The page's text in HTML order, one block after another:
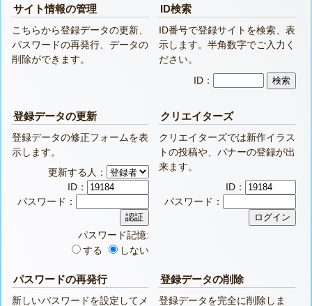
サイト情報の管理
こちらから登録データの更新、
パスワードの再発行、データの
削除ができます。
ID検索
ID番号で登録サイトを検索、表
示します。半角数字でご入力く
ださい。
ID：
登録データの更新
登録データの修正フォームを表
示します。
更新する人：
ID：
パスワード：
パスワード記憶:
する
しない
クリエイターズ
クリエイターズでは新作イラス
トの投稿や、バナーの登録が出
来ます。
ID：
パスワード：
パスワードの再発行
新しいパスワードを設定してメ
登録データの削除
登録データを完全に削除しま